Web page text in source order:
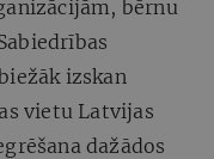
bērnu
izskan
vietu Latvijas
dažādos